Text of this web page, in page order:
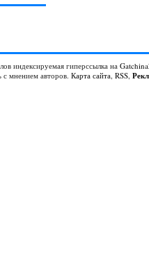
индексируемая гиперссылка на
с мнением авторов. Карта сайта, RSS,